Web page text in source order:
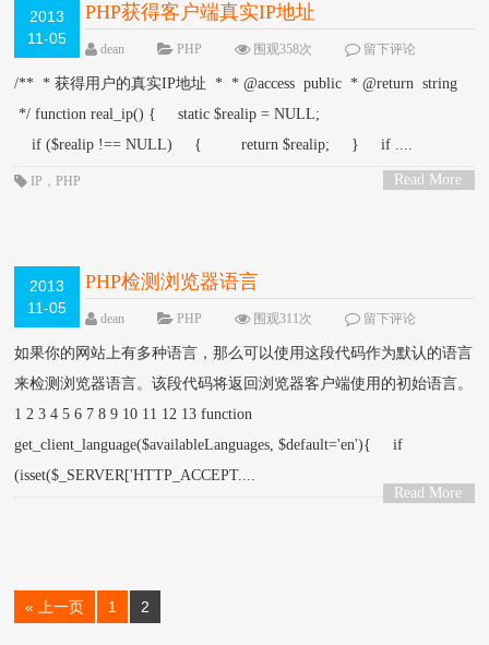
2013
11-05
PHP获得客户端真实IP地址
dean PHP 围观358次 留下评论
/** * 获得用户的真实IP地址 * * @access public * @return string
*/ function real_ip() { static $realip = NULL;
if ($realip !== NULL) { return $realip; } if ....
Read More
IP ，PHP
2013
11-05
PHP检测浏览器语言
dean PHP 围观311次 留下评论
如果你的网站上有多种语言，那么可以使用这段代码作为默认的语言
来检测浏览器语言。该段代码将返回浏览器客户端使用的初始语言。
1 2 3 4 5 6 7 8 9 10 11 12 13 function
get_client_language($availableLanguages, $default='en'){ if
(isset($_SERVER['HTTP_ACCEPT....
Read More
« 上一页 1 2